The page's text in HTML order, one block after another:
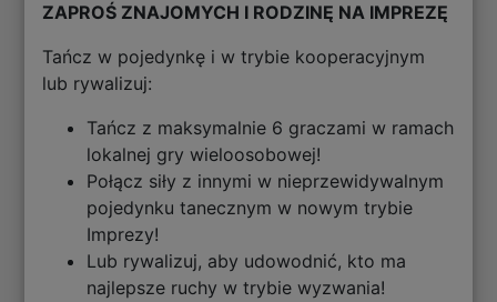
ZAPROŚ ZNAJOMYCH I RODZINĘ NA IMPREZĘ
Tańcz w pojedynkę i w trybie kooperacyjnym
lub rywalizuj:
Tańcz z maksymalnie 6 graczami w ramach
lokalnej gry wieloosobowej!
Połącz siły z innymi w nieprzewidywalnym
pojedynku tanecznym w nowym trybie
Imprezy!
Lub rywalizuj, aby udowodnić, kto ma
najlepsze ruchy w trybie wyzwania!